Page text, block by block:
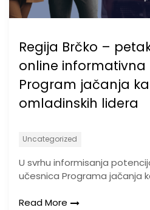
Regija Brčko – petak
online informativna
Program jačanja
omladinskih lidera
Uncategorized
U svrhu informisanja
učesnica Programa jačanja
Read More